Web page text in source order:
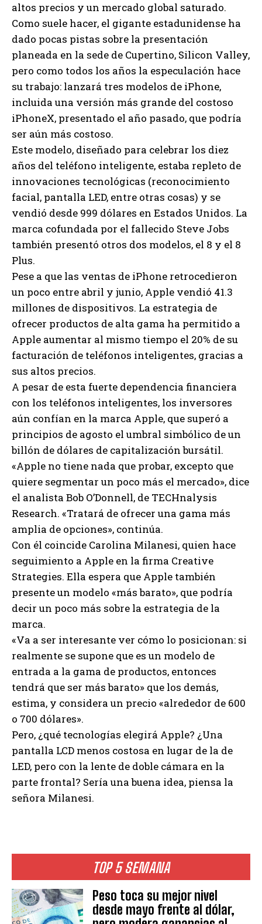
TOP 5 SEMANA
Peso toca su mejor nivel
desde mayo frente al dólar,
altos precios y un mercado global saturado.
Como suele hacer, el gigante estadunidense ha
dado pocas pistas sobre la presentación
planeada en la sede de Cupertino, Silicon Valley,
pero como todos los años la especulación hace
su trabajo: lanzará tres modelos de iPhone,
incluida una versión más grande del costoso
iPhoneX, presentado el año pasado, que podría
ser aún más costoso.
Este modelo, diseñado para celebrar los diez
años del teléfono inteligente, estaba repleto de
innovaciones tecnológicas (reconocimiento
facial, pantalla LED, entre otras cosas) y se
vendió desde 999 dólares en Estados Unidos. La
marca cofundada por el fallecido Steve Jobs
también presentó otros dos modelos, el 8 y el 8
Plus.
Pese a que las ventas de iPhone retrocedieron
un poco entre abril y junio, Apple vendió 41.3
millones de dispositivos. La estrategia de
ofrecer productos de alta gama ha permitido a
Apple aumentar al mismo tiempo el 20% de su
facturación de teléfonos inteligentes, gracias a
sus altos precios.
A pesar de esta fuerte dependencia financiera
con los teléfonos inteligentes, los inversores
aún confían en la marca Apple, que superó a
principios de agosto el umbral simbólico de un
billón de dólares de capitalización bursátil.
«Apple no tiene nada que probar, excepto que
quiere segmentar un poco más el mercado», dice
el analista Bob O’Donnell, de TECHnalysis
Research. «Tratará de ofrecer una gama más
amplia de opciones», continúa.
Con él coincide Carolina Milanesi, quien hace
seguimiento a Apple en la firma Creative
Strategies. Ella espera que Apple también
presente un modelo «más barato», que podría
decir un poco más sobre la estrategia de la
marca.
«Va a ser interesante ver cómo lo posicionan: si
realmente se supone que es un modelo de
entrada a la gama de productos, entonces
tendrá que ser más barato» que los demás,
estima, y considera un precio «alrededor de 600
o 700 dólares».
Pero, ¿qué tecnologías elegirá Apple? ¿Una
pantalla LCD menos costosa en lugar de la de
LED, pero con la lente de doble cámara en la
parte frontal? Sería una buena idea, piensa la
señora Milanesi.